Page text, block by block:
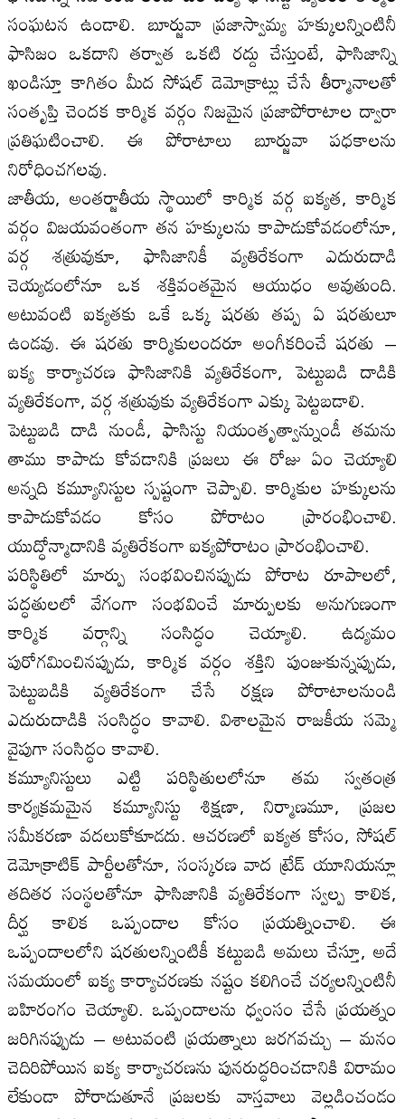
సంఘటన ఉండాలి. బూర్జువా ప్రజాస్వామ్య హక్కులన్నింటినీ
ఫాసిజం ఒకదాని తర్వాత ఒకటి రద్దు చేస్తుంటే, ఫాసిజాన్ని
ఖండిస్తూ కాగితం మీద సోషల్ డెమోక్రాట్లు చేసే తీర్మానాలతో
సంతృప్తి చెందక కార్మిక వర్గం నిజమైన ప్రజాపోరాటాల ద్వారా
ప్రతిఘటించాలి. ఈ పోరాటాలు బూర్జువా పధకాలను
నిరోధించగలవు.
జాతీయ, అంతర్జాతీయ స్థాయిలో కార్మిక వర్గ ఐక్యత, కార్మిక
వర్గం విజయవంతంగా తన హక్కులను కాపాడుకోవడంలోనూ,
వర్గ శత్రువుకూ, ఫాసిజానికీ వ్యతిరేకంగా ఎదురుదాడి
చెయ్యడంలోనూ ఒక శక్తివంతమైన ఆయుధం అవుతుంది.
అటువంటి ఐక్యతకు ఒకే ఒక్క షరతు తప్ప ఏ షరతులూ
ఉండవు. ఈ షరతు కార్మికులందరూ అంగీకరించే షరతు –
ఐక్య కార్యాచరణ ఫాసిజానికి వ్యతిరేకంగా, పెట్టుబడి దాడికి
వ్యతిరేకంగా, వర్గ శత్రువుకు వ్యతిరేకంగా ఎక్కు పెట్టబడాలి.
పెట్టుబడి దాడి నుండీ, ఫాసిస్టు నియంతృత్వాన్నుండీ తమను
తాము కాపాడు కోవడానికి ప్రజలు ఈ రోజు ఏం చెయ్యాలి
అన్నది కమ్యూనిస్టుల స్పష్టంగా చెప్పాలి. కార్మికుల హక్కులను
కాపాడుకోవడం కోసం పోరాటం ప్రారంభించాలి.
యుద్ధోన్మాదానికి వ్యతిరేకంగా ఐక్యపోరాటం ప్రారంభించాలి.
పరిస్థితిలో మార్పు సంభవించినప్పుడు పోరాట రూపాలలో,
పద్ధతులలో వేగంగా సంభవించే మార్పులకు అనుగుణంగా
కార్మిక వర్గాన్ని సంసిద్ధం చెయ్యాలి. ఉద్యమం
పురోగమించినప్పుడు, కార్మిక వర్గం శక్తిని పుంజుకున్నప్పుడు,
పెట్టుబడికి వ్యతిరేకంగా చేసే రక్షణ పోరాటాలనుండి
ఎదురుదాడికి సంసిద్ధం కావాలి. విశాలమైన రాజకీయ సమ్మె
వైపుగా సంసిద్ధం కావాలి.
కమ్యూనిస్టులు ఎట్టి పరిస్థితులలోనూ తమ స్వతంత్ర
కార్యక్రమమైన కమ్యూనిస్టు శిక్షణా, నిర్మాణమూ, ప్రజల
సమీకరణా వదలుకోకూడదు. ఆచరణలో ఐక్యత కోసం, సోషల్
డెమోక్రాటిక్ పార్టీలతోనూ, సంస్కరణ వాద ట్రేడ్ యూనియన్లూ
తదితర సంస్థలతోనూ ఫాసిజానికి వ్యతిరేకంగా స్వల్ప కాలిక,
దీర్ఘ కాలిక ఒప్పందాల కోసం ప్రయత్నించాలి. ఈ
ఒప్పందాలలోని షరతులన్నింటికీ కట్టుబడి అమలు చేస్తూ, అదే
సమయంలో ఐక్య కార్యాచరణకు నష్టం కలిగించే చర్యలన్నింటినీ
బహిరంగం చెయ్యాలి. ఒప్పందాలను ధ్వంసం చేసే ప్రయత్నం
జరిగినప్పుడు – అటువంటి ప్రయత్నాలు జరగవచ్చు – మనం
చెదిరిపోయిన ఐక్య కార్యాచరణను పునరుద్ధరించడానికి విరామం
లేకుండా పోరాడుతూనే ప్రజలకు వాస్తవాలు వెల్లడించండం